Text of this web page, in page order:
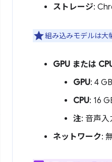
ストレージ:
組み込みモデルは大
GPU または
GPU: 4
CPU: 16
注: 音声入
ネットワーク: